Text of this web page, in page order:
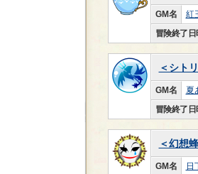
GM名 紅
冒険終了日
＜シト
GM名 夏
冒険終了日
＜幻想
GM名 日